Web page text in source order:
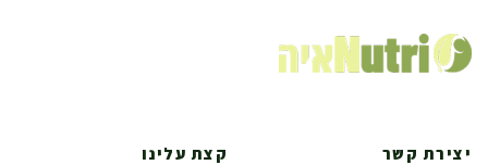
יצירת קשר קצת עלינו